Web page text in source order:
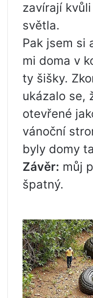
zavírají
světla.
Pak jsem si
mi doma v
ty šišky.
ukázalo se,
otevřené
vánoční
byly domy
Závěr: můj
špatný.